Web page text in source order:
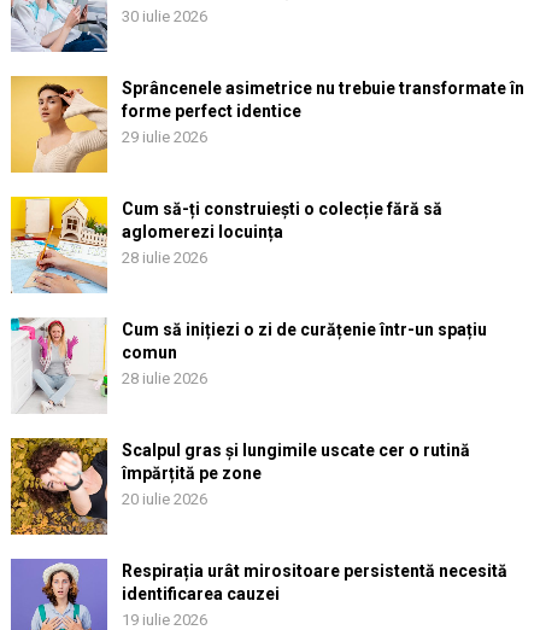
30 iulie 2026
Sprâncenele asimetrice nu trebuie transformate în
forme perfect identice
29 iulie 2026
Cum să-ți construiești o colecție fără să
aglomerezi locuința
28 iulie 2026
Cum să inițiezi o zi de curățenie într-un spațiu
comun
28 iulie 2026
Scalpul gras și lungimile uscate cer o rutină
împărțită pe zone
20 iulie 2026
Respirația urât mirositoare persistentă necesită
identificarea cauzei
19 iulie 2026